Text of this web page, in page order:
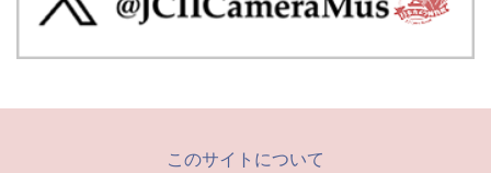
このサイトについて